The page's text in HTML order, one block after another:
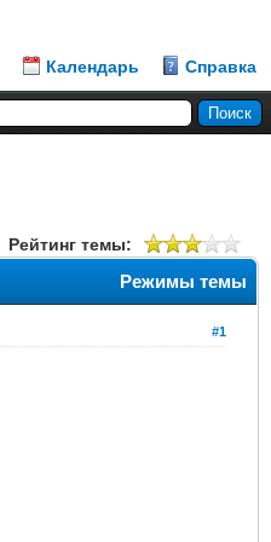
Календарь Справка
Рейтинг темы:
Режимы темы
#1